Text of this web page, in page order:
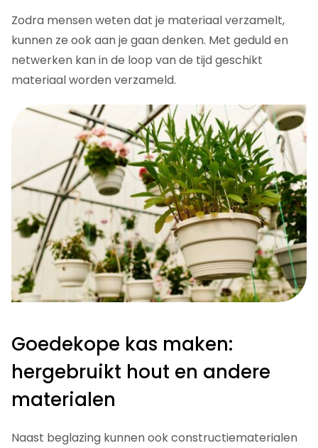
Zodra mensen weten dat je materiaal verzamelt,
kunnen ze ook aan je gaan denken. Met geduld en
netwerken kan in de loop van de tijd geschikt
materiaal worden verzameld.
Goedekope kas maken:
hergebruikt hout en andere
materialen
Naast beglazing kunnen ook constructiematerialen